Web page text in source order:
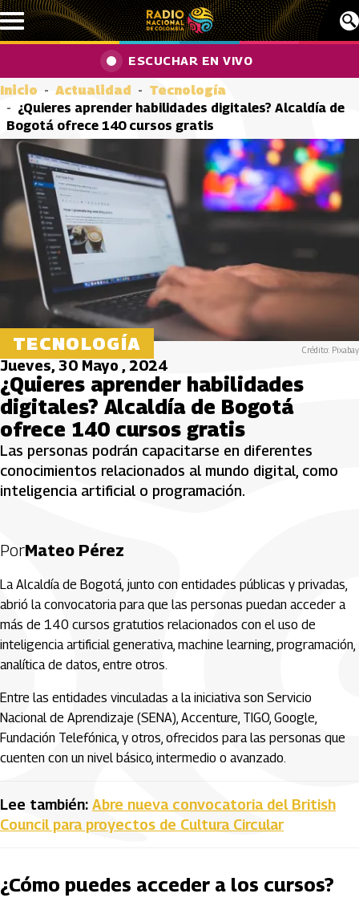
Pasar al contenido principal
ESCUCHAR EN VIVO
Inicio Actualidad
Tecnología
¿Quieres aprender habilidades digitales? Alcaldía de
Bogotá ofrece 140 cursos gratis
TECNOLOGÍA Crédito: Pixabay
Jueves, 30 Mayo , 2024
¿Quieres aprender habilidades
digitales? Alcaldía de Bogotá
ofrece 140 cursos gratis
Las personas podrán capacitarse en diferentes
conocimientos relacionados al mundo digital, como
inteligencia artificial o programación.
PorMateo Pérez
La Alcaldía de Bogotá, junto con entidades públicas y privadas,
abrió la convocatoria para que las personas puedan acceder a
más de 140 cursos gratutios relacionados con el uso de
inteligencia artificial generativa, machine learning, programación,
analítica de datos, entre otros.
Entre las entidades vinculadas a la iniciativa son Servicio
Nacional de Aprendizaje (SENA), Accenture, TIGO, Google,
Fundación Telefónica, y otros, ofrecidos para las personas que
cuenten con un nivel básico, intermedio o avanzado.
Lee también: Abre nueva convocatoria del British
Council para proyectos de Cultura Circular
¿Cómo puedes acceder a los cursos?